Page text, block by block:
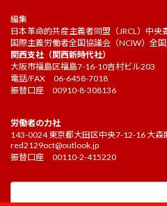
編集
日本革命的共産主義者同盟（JRCL）中央
国際主義労働者全国協議会（NCIW）全
関西支社（関西新時代社）
大阪市福島区福島7-16-10吉村ビル203
電話/FAX 06-6458-7018
振替口座 00910-8-308136
労働者の力社
143-0024 東京都大田区中央7-12-16 大
red2129oct@outlook.jp
振替口座 00110-2-415220